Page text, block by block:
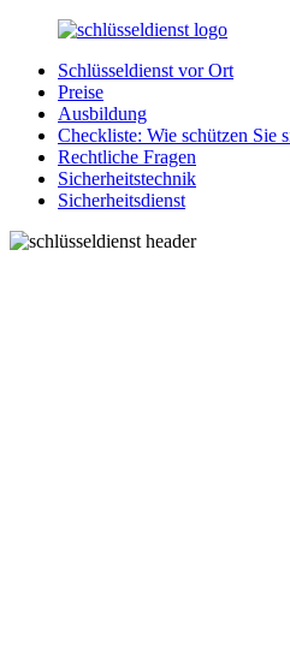
Zurück
Inhalt
SchluesseldienstDirekt.de
Ihre
Notlage
wird
gelöst!
Schlüsseldienst vor Ort
Preise
Ausbildung
Checkliste: Wie schützen Sie
Rechtliche Fragen
Sicherheitstechnik
Sicherheitsdienst